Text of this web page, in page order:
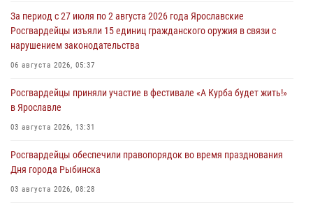
За период с 27 июля по 2 августа 2026 года Ярославские
Росгвардейцы изъяли 15 единиц гражданского оружия в связи с
нарушением законодательства
06 августа 2026, 05:37
Росгвардейцы приняли участие в фестивале «А Курба будет жить!»
в Ярославле
03 августа 2026, 13:31
Росгвардейцы обеспечили правопорядок во время празднования
Дня города Рыбинска
03 августа 2026, 08:28